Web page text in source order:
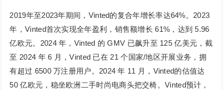
2019年至2023年期间，Vinted的复合年增长率达64%。2023
年，Vinted首次实现全年盈利，销售额增长 61%，达到 5.96
亿欧元。2024 年，Vinted 的 GMV 已飙升至 125 亿美元，截
至 2024 年 6 月，Vinted 已在 21 个国家/地区开展业务，拥
有超过 6500 万注册用户。2024 年 11 月，Vinted的估值达
50 亿欧元，稳坐欧洲二手时尚电商头把交椅。Vinted预计，